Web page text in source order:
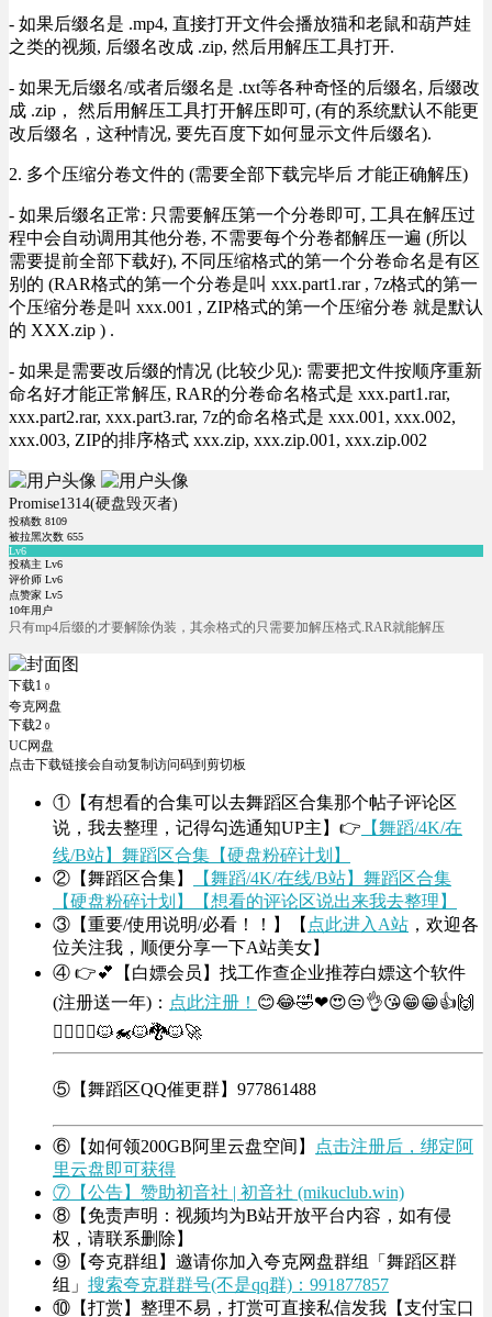
- 如果后缀名是 .mp4, 直接打开文件会播放猫和老鼠和葫芦娃
之类的视频, 后缀名改成 .zip, 然后用解压工具打开.
- 如果无后缀名/或者后缀名是 .txt等各种奇怪的后缀名, 后缀改
成 .zip， 然后用解压工具打开解压即可, (有的系统默认不能更
改后缀名，这种情况, 要先百度下如何显示文件后缀名).
2. 多个压缩分卷文件的 (需要全部下载完毕后 才能正确解压)
- 如果后缀名正常: 只需要解压第一个分卷即可, 工具在解压过
程中会自动调用其他分卷, 不需要每个分卷都解压一遍 (所以
需要提前全部下载好), 不同压缩格式的第一个分卷命名是有区
别的 (RAR格式的第一个分卷是叫 xxx.part1.rar , 7z格式的第一
个压缩分卷是叫 xxx.001 , ZIP格式的第一个压缩分卷 就是默认
的 XXX.zip ) .
- 如果是需要改后缀的情况 (比较少见): 需要把文件按顺序重新
命名好才能正常解压, RAR的分卷命名格式是 xxx.part1.rar,
xxx.part2.rar, xxx.part3.rar, 7z的命名格式是 xxx.001, xxx.002,
xxx.003, ZIP的排序格式 xxx.zip, xxx.zip.001, xxx.zip.002
Promise1314(硬盘毁灭者)
投稿数 8109
被拉黑次数 655
Lv6
投稿主 Lv6
评价师 Lv6
点赞家 Lv5
10年用户
只有mp4后缀的才要解除伪装，其余格式的只需要加解压格式.RAR就能解压
下载1 0
夸克网盘
下载2 0
UC网盘
点击下载链接会自动复制访问码到剪切板
①【有想看的合集可以去舞蹈区合集那个帖子评论区
说，我去整理，记得勾选通知UP主】👉 【舞蹈/4K/在
线/B站】舞蹈区合集【硬盘粉碎计划】
②【舞蹈区合集】
【舞蹈/4K/在线/B站】舞蹈区合集
【硬盘粉碎计划】【想看的评论区说出来我去整理】
③【重要/使用说明/必看！！】【 点此进入A站 ，欢迎各
位关注我，顺便分享一下A站美女】
④ 👉💕【白嫖会员】找工作查企业推荐白嫖这个软件
(注册送一年)： 点此注册！ 😊😂🤣❤😍😒👌😘😁😁👍🙌
🤦‍♀️🤦‍♂️🐱‍🏍🐱‍🐉🐱‍🚀
⑤【舞蹈区QQ催更群】977861488
⑥【如何领200GB阿里云盘空间】
点击注册后，绑定阿
里云盘即可获得
⑦【公告】赞助初音社 | 初音社 (mikuclub.win)
⑧【免责声明：视频均为B站开放平台内容，如有侵
权，请联系删除】
⑨【夸克群组】邀请你加入夸克网盘群组「舞蹈区群
组」 搜索夸克群群号(不是qq群)：991877857
⑩【打赏】整理不易，打赏可直接私信发我【支付宝口